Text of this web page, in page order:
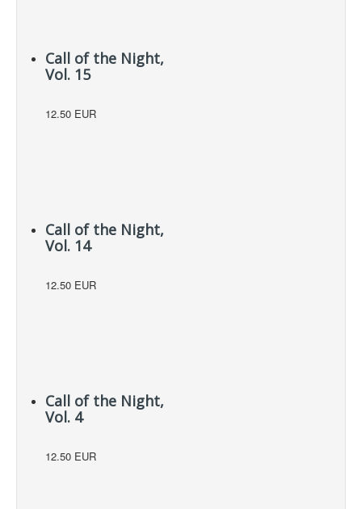
Call of the Night,
Vol. 15
12.50 EUR
Call of the Night,
Vol. 14
12.50 EUR
Call of the Night,
Vol. 4
12.50 EUR